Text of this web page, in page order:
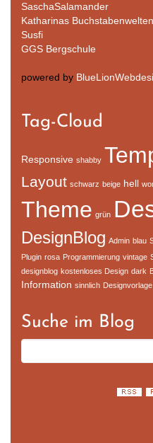
SaschaSalamander
Katharinas Buchstabenwelten
Susfi
GGS Bergschule
powered by
Tag-Cloud
Responsive shabby
Layout schwarz beige hell
Theme grün
DesignBlog Admin blau
Plugin rosa Programmierung vintage
designblog kostenloses Design dark
Information sinnlich Designvorlage
Suche im Blog